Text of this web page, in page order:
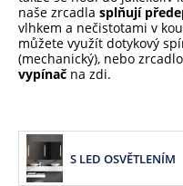
naše zrcadla splňují
vlhkem a nečistotami v
můžete využít dotykový
(mechanický), nebo zrcadlo
vypínač na zdi.
S LED OSVĚTLENÍM